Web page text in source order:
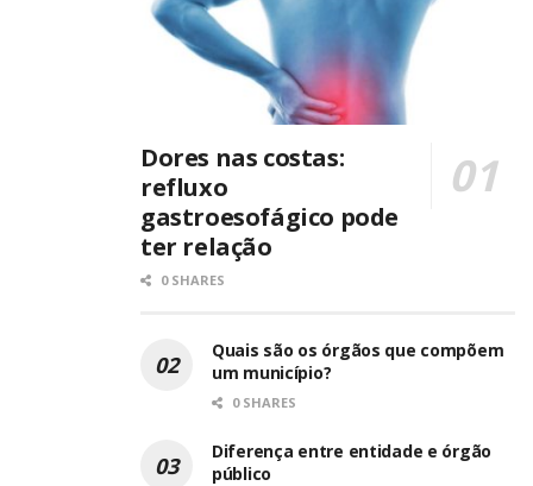
Dores nas costas:
refluxo
gastroesofágico pode
ter relação
0 SHARES
Quais são os órgãos que compõem
um município?
0 SHARES
Diferença entre entidade e órgão
público